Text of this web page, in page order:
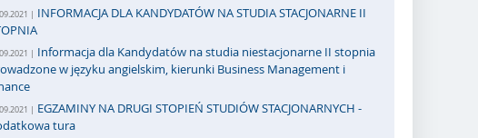
| INFORMACJA DLA KANDYDATÓW NA STUDIA STACJONARNE II
| Informacja dla Kandydatów na studia niestacjonarne II stopnia
w języku angielskim, kierunki Business Management i
| EGZAMINY NA DRUGI STOPIEŃ STUDIÓW STACJONARNYCH -
tura